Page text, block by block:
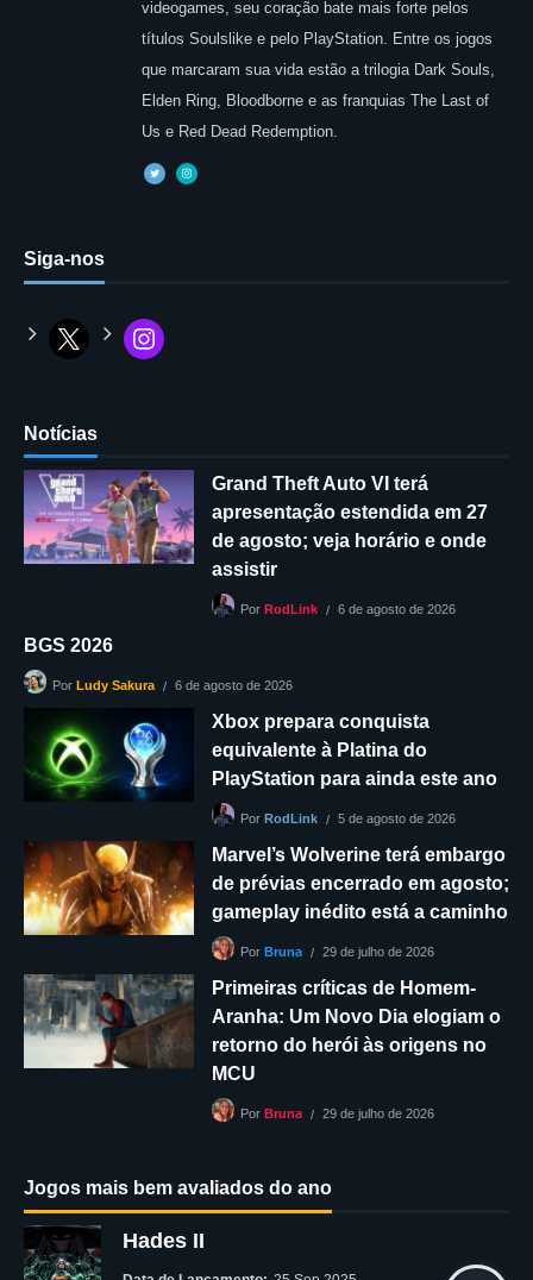
videogames, seu coração bate mais forte pelos
títulos Soulslike e pelo PlayStation. Entre os jogos
que marcaram sua vida estão a trilogia Dark Souls,
Elden Ring, Bloodborne e as franquias The Last of
Us e Red Dead Redemption.
Siga-nos
Notícias
Grand Theft Auto VI terá
apresentação estendida em 27
de agosto; veja horário e onde
assistir
Por RodLink 6 de agosto de 2026
BGS 2026
Por Ludy Sakura 6 de agosto de 2026
Xbox prepara conquista
equivalente à Platina do
PlayStation para ainda este ano
Por RodLink 5 de agosto de 2026
Marvel’s Wolverine terá embargo
de prévias encerrado em agosto;
gameplay inédito está a caminho
Por Bruna 29 de julho de 2026
Primeiras críticas de Homem-
Aranha: Um Novo Dia elogiam o
retorno do herói às origens no
MCU
Por Bruna 29 de julho de 2026
Jogos mais bem avaliados do ano
Hades II